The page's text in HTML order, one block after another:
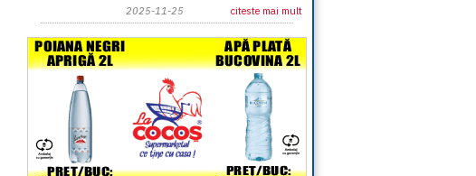
2025-11-25 citeste mai mult